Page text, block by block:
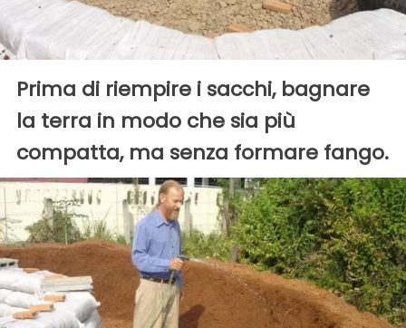
Prima di riempire i sacchi, bagnare
la terra in modo che sia più
compatta, ma senza formare fango.